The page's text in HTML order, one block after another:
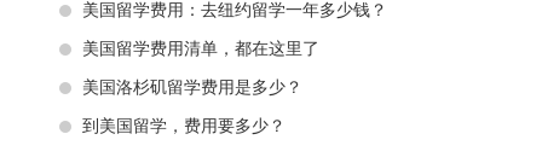
美国留学费用：去纽约留学一年多少钱？
美国留学费用清单，都在这里了
美国洛杉矶留学费用是多少？
到美国留学，费用要多少？